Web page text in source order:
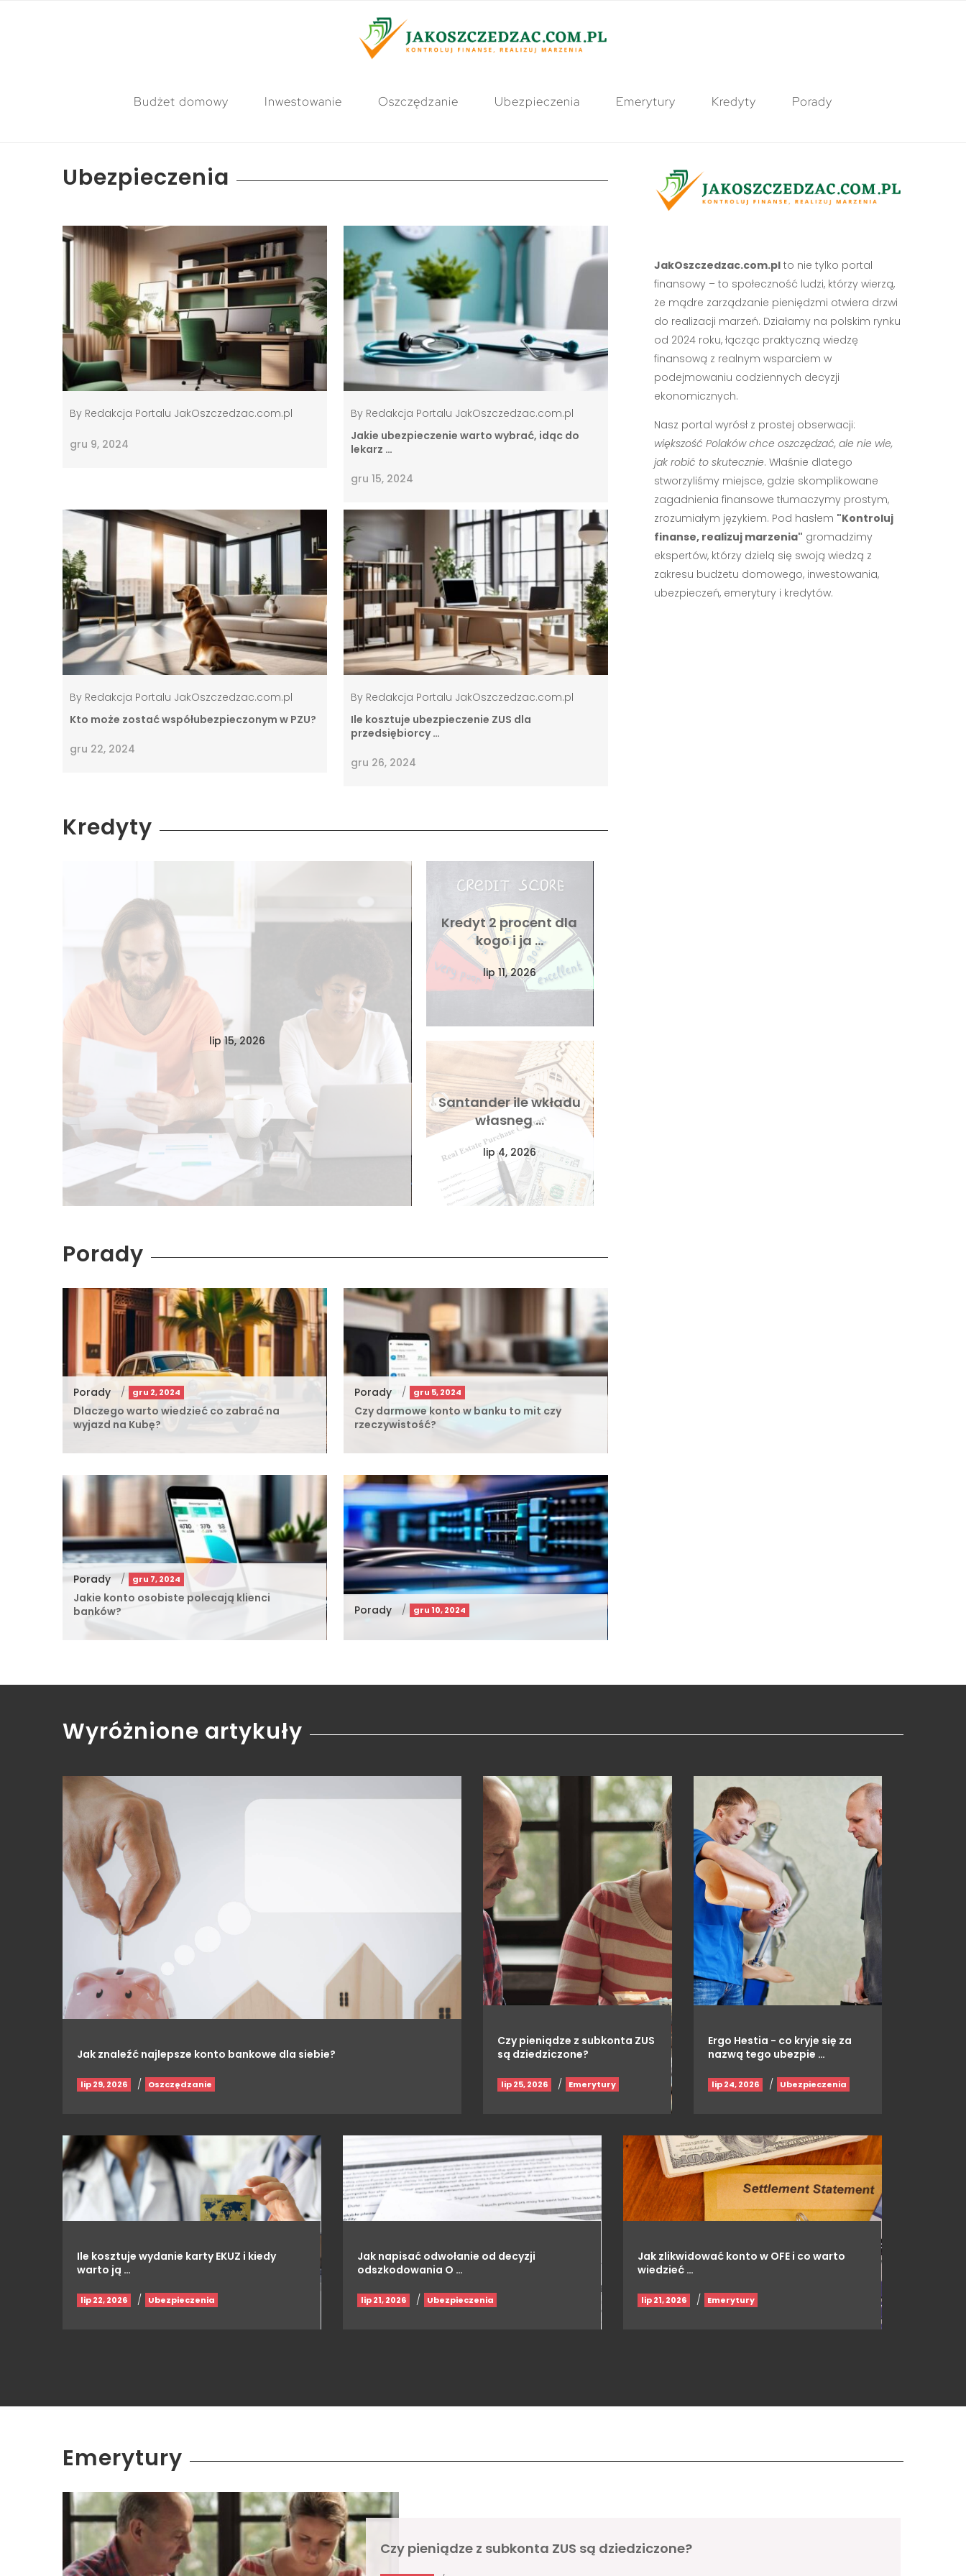
Budżet domowy Inwestowanie Oszczędzanie Ubezpieczenia Emerytury Kredyty Porady
Ubezpieczenia
By Redakcja Portalu JakOszczedzac.com.pl
gru 9, 2024
By Redakcja Portalu JakOszczedzac.com.pl
Jakie ubezpieczenie warto wybrać, idąc do
lekarz …
gru 15, 2024
By Redakcja Portalu JakOszczedzac.com.pl
Kto może zostać współubezpieczonym w PZU?
gru 22, 2024
By Redakcja Portalu JakOszczedzac.com.pl
Ile kosztuje ubezpieczenie ZUS dla
przedsiębiorcy …
gru 26, 2024
Kredyty
lip 15, 2026
Kredyt 2 procent dla
kogo i ja …
lip 11, 2026
Santander ile wkładu
własneg …
lip 4, 2026
Porady
Porady / gru 2, 2024
Dlaczego warto wiedzieć co zabrać na
wyjazd na Kubę?
Porady / gru 5, 2024
Czy darmowe konto w banku to mit czy
rzeczywistość?
Porady / gru 7, 2024
Jakie konto osobiste polecają klienci
banków?
Porady / gru 10, 2024
JakOszczedzac.com.plto nie tylko portal
finansowy – to społeczność ludzi, którzy wierzą,
że mądre zarządzanie pieniędzmi otwiera drzwi
do realizacji marzeń. Działamy na polskim rynku
od 2024 roku, łącząc praktyczną wiedzę
finansową z realnym wsparciem w
podejmowaniu codziennych decyzji
ekonomicznych.
Nasz portal wyrósł z prostej obserwacji:
większość Polaków chce oszczędzać, ale nie wie,
jak robić to skutecznie. Właśnie dlatego
stworzyliśmy miejsce, gdzie skomplikowane
zagadnienia finansowe tłumaczymy prostym,
zrozumiałym językiem. Pod hasłem "Kontroluj
finanse, realizuj marzenia" gromadzimy
ekspertów, którzy dzielą się swoją wiedzą z
zakresu budżetu domowego, inwestowania,
ubezpieczeń, emerytury i kredytów.
Wyróżnione artykuły
Jak znaleźć najlepsze konto bankowe dla siebie?
lip 29, 2026 / Oszczędzanie
Czy pieniądze z subkonta ZUS
są dziedziczone?
lip 25, 2026 / Emerytury
Ergo Hestia - co kryje się za
nazwą tego ubezpie …
lip 24, 2026 / Ubezpieczenia
Ile kosztuje wydanie karty EKUZ i kiedy
warto ją …
lip 22, 2026 / Ubezpieczenia
Jak napisać odwołanie od decyzji
odszkodowania O …
lip 21, 2026 / Ubezpieczenia
Jak zlikwidować konto w OFE i co warto
wiedzieć …
lip 21, 2026 / Emerytury
Emerytury
Czy pieniądze z subkonta ZUS są dziedziczone?